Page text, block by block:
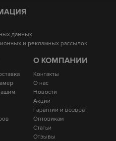
данных
и рекламных рассылок
О КОМПАНИИ
Контакты
О нас
Новости
Акции
Гарантии и возврат
Оптовикам
Статьи
Отзывы